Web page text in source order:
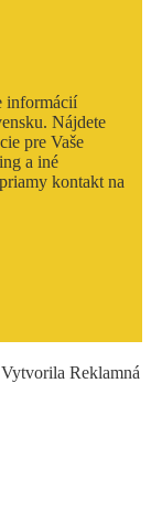
informácií
Nájdete
pre Vaše
a iné
kontakt na
Reklamná